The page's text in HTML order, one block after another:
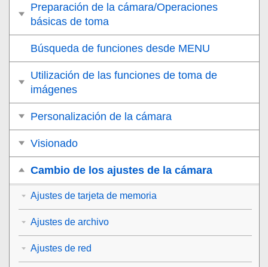
Preparación de la cámara/Operaciones
básicas de toma
Búsqueda de funciones desde MENU
Utilización de las funciones de toma de
imágenes
Personalización de la cámara
Visionado
Cambio de los ajustes de la cámara
Ajustes de tarjeta de memoria
Ajustes de archivo
Ajustes de red